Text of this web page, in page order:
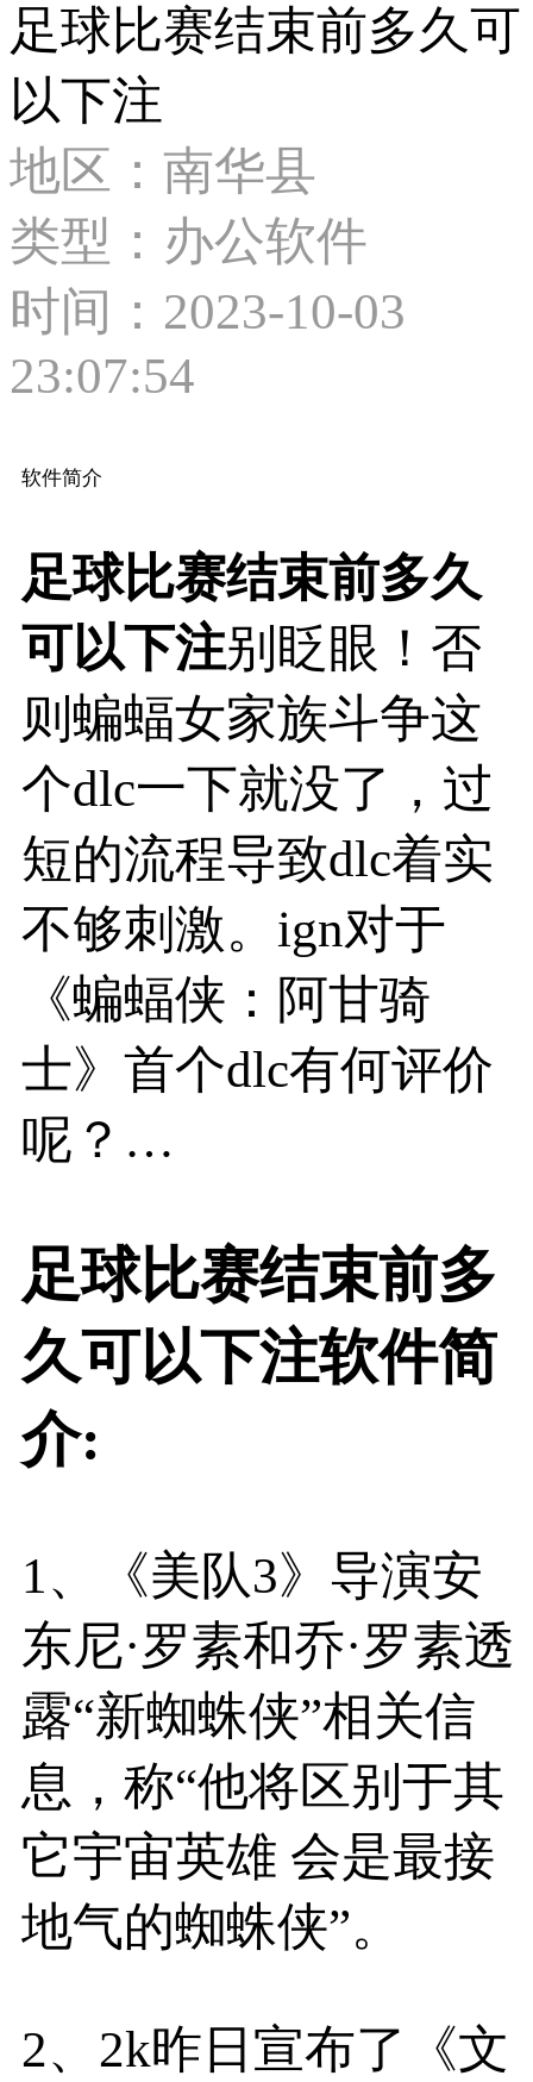
足球比赛结束前多久可
以下注
地区：南华县
类型：办公软件
时间：2023-10-03
23:07:54
软件简介
足球比赛结束前多久
可以下注别眨眼！否
则蝙蝠女家族斗争这
个dlc一下就没了，过
短的流程导致dlc着实
不够刺激。ign对于
《蝙蝠侠：阿甘骑
士》首个dlc有何评价
呢？…
足球比赛结束前多
久可以下注软件简
介:
1、《美队3》导演安
东尼·罗素和乔·罗素透
露“新蜘蛛侠”相关信
息，称“他将区别于其
它宇宙英雄 会是最接
地气的蜘蛛侠”。
2、2k昨日宣布了《文